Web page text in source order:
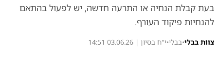
בעת קבלת הנחיה או התרעה חדשה, יש לפעול בהתאם
להנחיות פיקוד העורף.
צוות בבלי•בבלי•י"ח בסיון | 03.06.26 14:51